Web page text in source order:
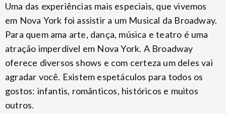
Uma das experiências mais especiais, que vivemos
em Nova York foi assistir a um Musical da Broadway.
Para quem ama arte, dança, música e teatro é uma
atração imperdível em Nova York. A Broadway
oferece diversos shows e com certeza um deles vai
agradar você. Existem espetáculos para todos os
gostos: infantis, românticos, históricos e muitos
outros.